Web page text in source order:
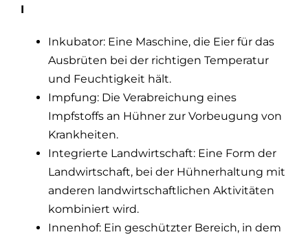
I
Inkubator: Eine Maschine, die Eier für das
Ausbrüten bei der richtigen Temperatur
und Feuchtigkeit hält.
Impfung: Die Verabreichung eines
Impfstoffs an Hühner zur Vorbeugung von
Krankheiten.
Integrierte Landwirtschaft: Eine Form der
Landwirtschaft, bei der Hühnerhaltung mit
anderen landwirtschaftlichen Aktivitäten
kombiniert wird.
Innenhof: Ein geschützter Bereich, in dem